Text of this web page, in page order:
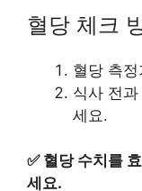
혈당 체크
혈당 측
식사 전
세요.
✅ 혈당 수치를
세요.